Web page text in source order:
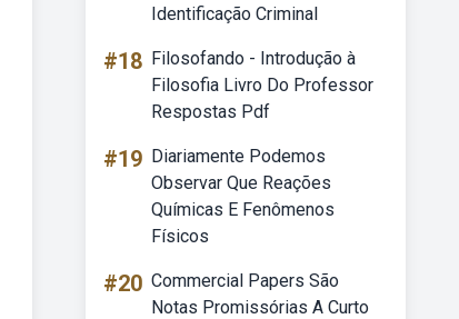
Identificação Criminal
#18 Filosofando - Introdução à
Filosofia Livro Do Professor
Respostas Pdf
#19 Diariamente Podemos
Observar Que Reações
Químicas E Fenômenos
Físicos
#20 Commercial Papers São
Notas Promissórias A Curto